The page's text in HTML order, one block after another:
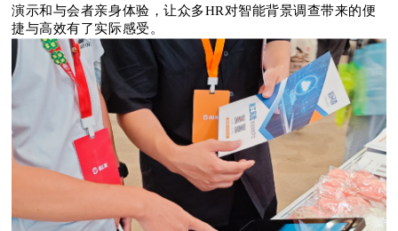
演示和与会者亲身体验，让众多HR对智能背景调查带来的便
捷与高效有了实际感受。